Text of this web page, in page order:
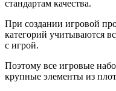
стандартам качества.
При создании игровой
категорий учитываются
с игрой.
Поэтому все игровые
крупные элементы из